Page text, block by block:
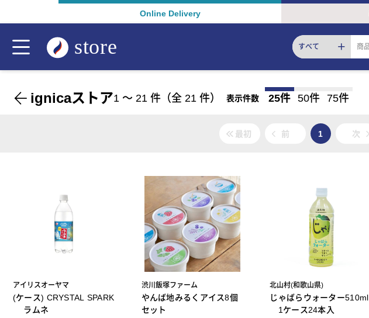
Online Delivery
すべて
ignicaストア1 〜 21 件（全 21 件） 表示件数 25件 50件 75件
最初 前 1 次
アイリスオーヤマ
(ケース) CRYSTAL SPARK
ラムネ
渋川飯塚ファーム
やんば地みるくアイス8個
セット
北山村(和歌山県)
じゃばらウォーター510ml
1ケース24本入